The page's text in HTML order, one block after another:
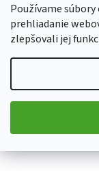
Používame
prehliadanie
zlepšovali jej